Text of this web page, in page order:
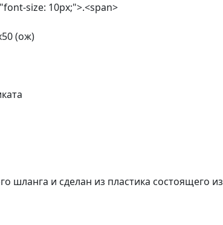
size: 10px;">.<span>
(ож)
и сделан из пластика состоящего